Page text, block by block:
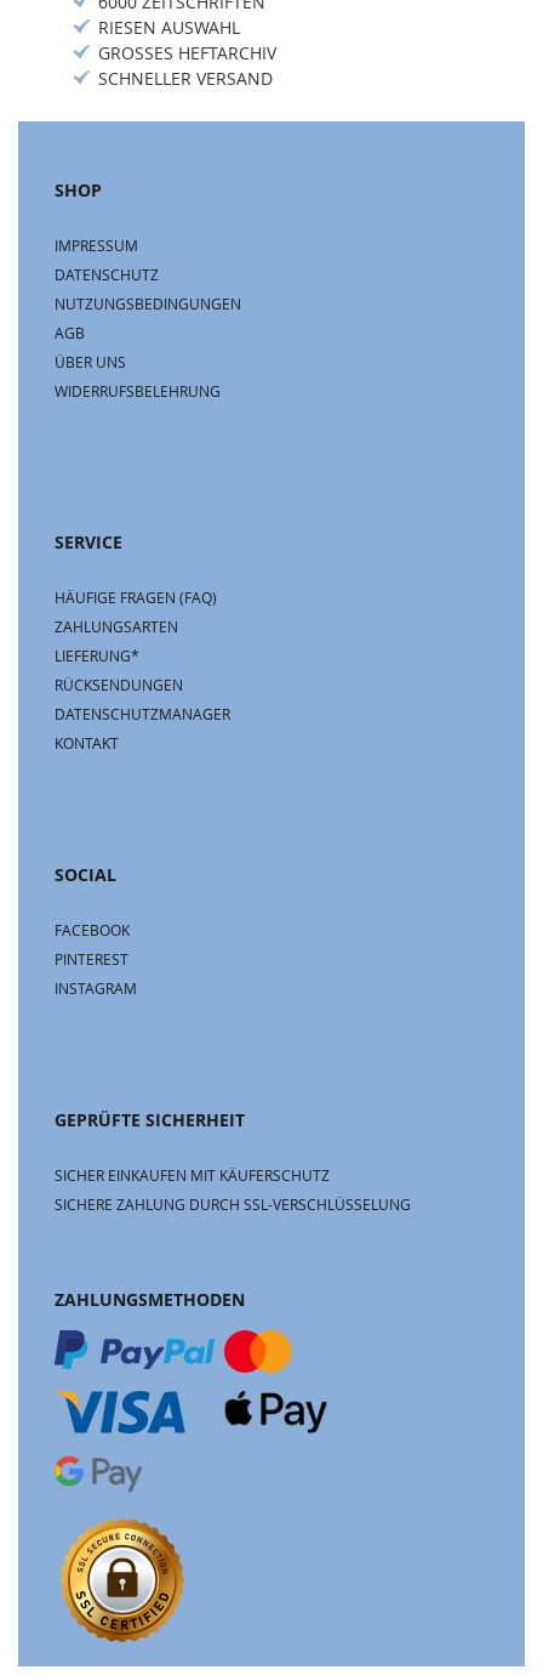
RIESEN AUSWAHL
GROSSES HEFTARCHIV
SCHNELLER VERSAND
SHOP
IMPRESSUM
DATENSCHUTZ
NUTZUNGSBEDINGUNGEN
AGB
ÜBER UNS
WIDERRUFSBELEHRUNG
SERVICE
HÄUFIGE FRAGEN (FAQ)
ZAHLUNGSARTEN
LIEFERUNG*
RÜCKSENDUNGEN
DATENSCHUTZMANAGER
KONTAKT
SOCIAL
FACEBOOK
PINTEREST
INSTAGRAM
GEPRÜFTE SICHERHEIT
SICHER EINKAUFEN MIT KÄUFERSCHUTZ
SICHERE ZAHLUNG DURCH SSL-VERSCHLÜSSELUNG
ZAHLUNGSMETHODEN